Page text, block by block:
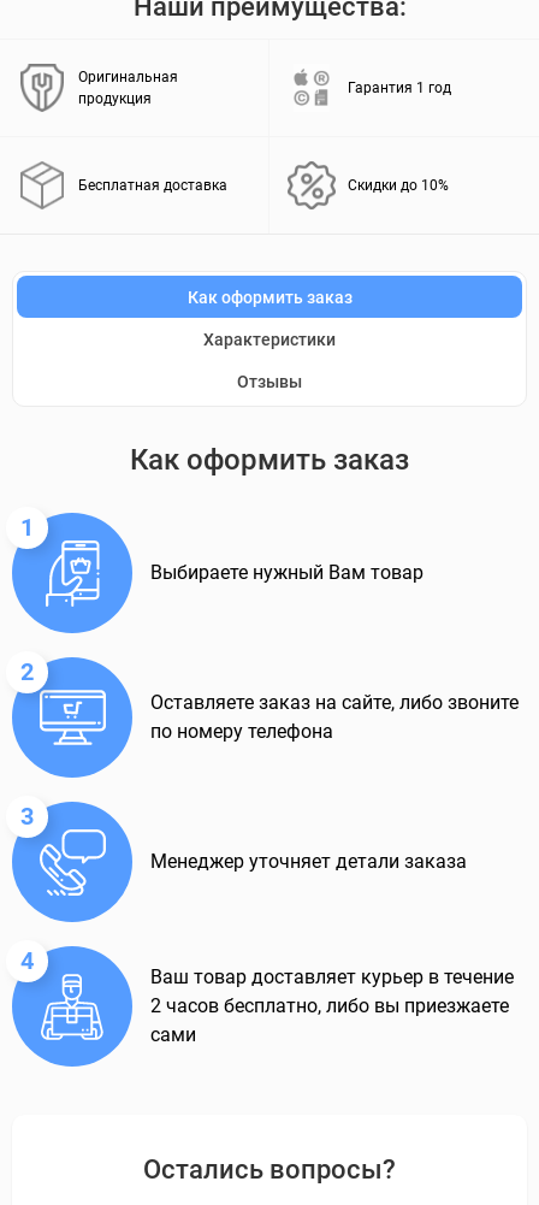
Наши преимущества:
Оригинальная
продукция
Гарантия 1 год
Бесплатная доставка Скидки до 10%
Как оформить заказ
Характеристики
Отзывы
Как оформить заказ
1
Выбираете нужный Вам товар
2
Оставляете заказ на сайте, либо звоните
по номеру телефона
3
Менеджер уточняет детали заказа
4
Ваш товар доставляет курьер в течение
2 часов бесплатно, либо вы приезжаете
сами
Остались вопросы?